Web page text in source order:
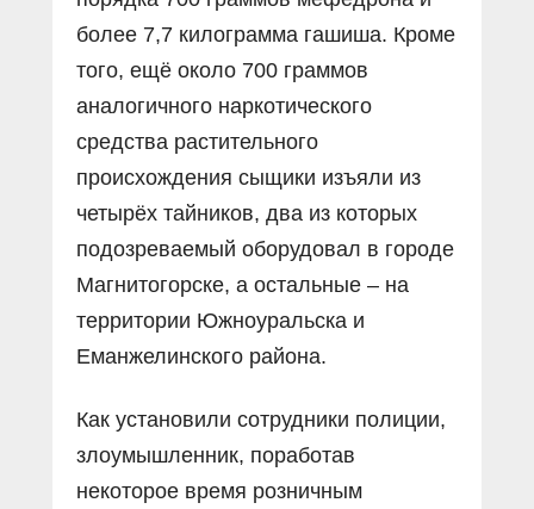
более 7,7 килограмма гашиша. Кроме
того, ещё около 700 граммов
аналогичного наркотического
средства растительного
происхождения сыщики изъяли из
четырёх тайников, два из которых
подозреваемый оборудовал в городе
Магнитогорске, а остальные – на
территории Южноуральска и
Еманжелинского района.
Как установили сотрудники полиции,
злоумышленник, поработав
некоторое время розничным